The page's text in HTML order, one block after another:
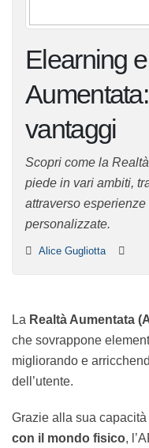
Elearning
vantaggi
Scopri come la
piede in vari ambiti,
attraverso
personalizzate.
Alice Gugliotta
La Realtà Aumentata
che sovrappone
migliorando e
dell’utente.
Grazie alla sua
virtuali con il mondo